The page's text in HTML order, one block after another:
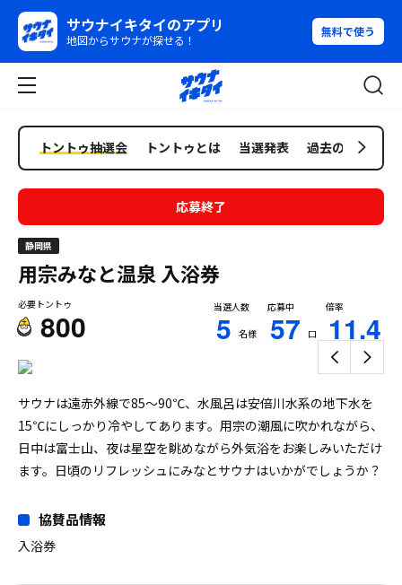
サウナイキタイのアプリ
地図からサウナが探せる！
無料で使う
トントゥ抽選会 トントゥとは 当選発表 過去の抽選会
応募終了
静岡県
用宗みなと温泉 入浴券
必要トントゥ
800
当選人数
5 名様
応募中
57 口
倍率
11.4
サウナは遠赤外線で85〜90℃、水風呂は安倍川水系の地下水を
15℃にしっかり冷やしてあります。用宗の潮風に吹かれながら、
日中は富士山、夜は星空を眺めながら外気浴をお楽しみいただけ
ます。日頃のリフレッシュにみなとサウナはいかがでしょうか？
協賛品情報
入浴券